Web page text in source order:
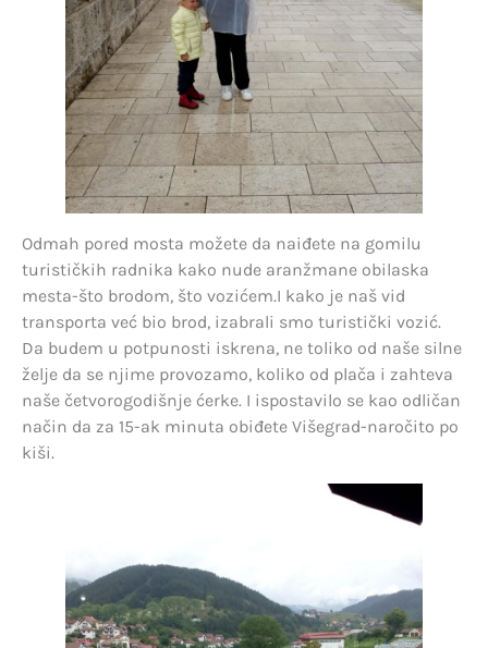
Odmah pored mosta možete da naiđete na gomilu
turističkih radnika kako nude aranžmane obilaska
mesta-što brodom, što vozićem.I kako je naš vid
transporta već bio brod, izabrali smo turistički vozić.
Da budem u potpunosti iskrena, ne toliko od naše silne
želje da se njime provozamo, koliko od plača i zahteva
naše četvorogodišnje ćerke. I ispostavilo se kao odličan
način da za 15-ak minuta obiđete Višegrad-naročito po
kiši.